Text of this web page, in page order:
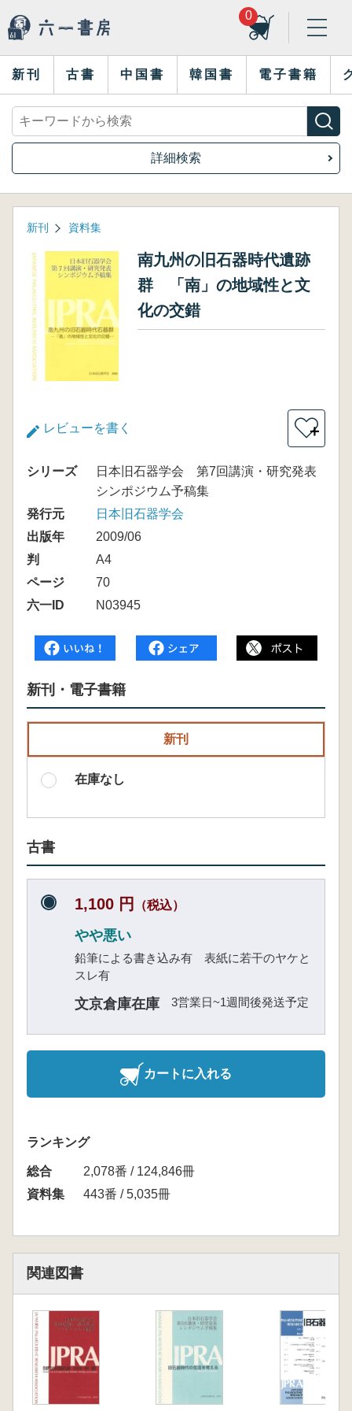
0
新刊 古書 中国書 韓国書 電子書籍
詳細検索
新刊 資料集
南九州の旧石器時代遺跡
群 「南」の地域性と文
化の交錯
レビューを書く ＋
シリーズ
日本旧石器学会 第7回講演・研究発表
シンポジウム予稿集
発行元
日本旧石器学会
出版年
2009/06
判
A4
ページ
70
六一ID
N03945
新刊・電子書籍
新刊
在庫なし
古書
1,100 円 （税込）
やや悪い
鉛筆による書き込み有 表紙に若干のヤケと
スレ有
文京倉庫在庫 3営業日~1週間後発送予定
カートに入れる
ランキング
総合
2,078番 / 124,846冊
資料集
443番 / 5,035冊
関連図書